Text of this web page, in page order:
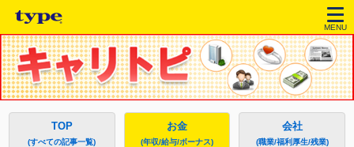
MENU
TOP
(すべての記事一覧)
お金
(年収/給与/ボーナス)
会社
(職業/福利厚生/残業)